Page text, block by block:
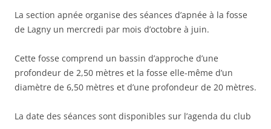
La section apnée organise des séances d’apnée à la fosse
de Lagny un mercredi par mois d’octobre à juin.
Cette fosse comprend un bassin d’approche d’une
profondeur de 2,50 mètres et la fosse elle-même d’un
diamètre de 6,50 mètres et d’une profondeur de 20 mètres.
La date des séances sont disponibles sur l’agenda du club